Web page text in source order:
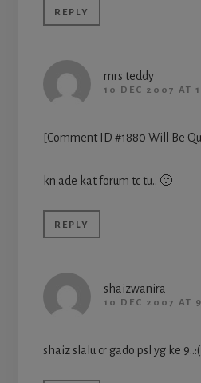
REPLY
mrs teddy
10 DEC 2007 AT
[Comment ID #1880 Will Be
kn ade kat forum tc tu.. 🙂
REPLY
shaizwanira
10 DEC 2007 AT
shaiz slalu cr gado psl yg ke 9..:(